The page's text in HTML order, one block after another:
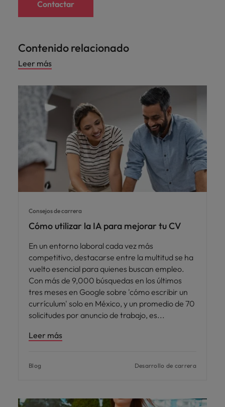
Contactar
Contenido relacionado
Leer más
Consejos de carrera
Cómo utilizar la IA para mejorar tu CV
En un entorno laboral cada vez más
competitivo, destacarse entre la multitud se ha
vuelto esencial para quienes buscan empleo.
Con más de 9,000 búsquedas en los últimos
tres meses en Google sobre 'cómo escribir un
currículum' solo en México, y un promedio de 70
solicitudes por anuncio de trabajo, es
Leer más
Blog Desarrollo de carrera